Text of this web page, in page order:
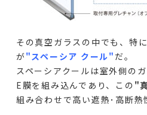
その真空ガラスの中でも、特
が"スペーシア クール" だ。
スペーシアクールは室外側の
E膜を組み込んであり、この "
組み合わせで高い遮熱･高断熱